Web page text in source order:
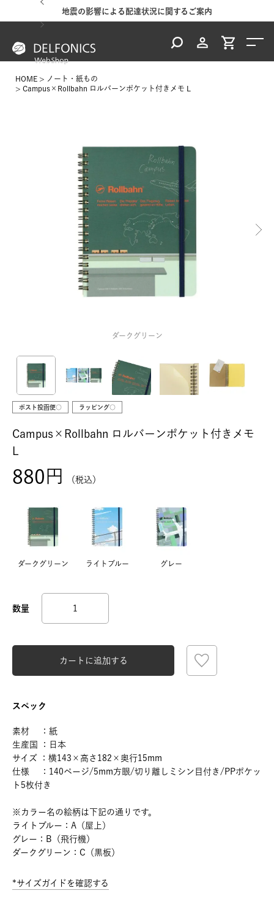
地震の影響による配達状況に関するご案内
HOME
ノート・紙もの
Campus×Rollbahn ロルバーンポケット付きメモ L
ダークグリーン
ポスト投函便○ ラッピング○
Campus×Rollbahn ロルバーンポケット付きメモ
880 税込
ダークグリーン ライトブルー グレー
カートに追加する
スペック
素材 ：紙
生産国 ：日本
サイズ ：横143×高さ182×奥行15mm
仕様 ：140ページ/5mm方眼/切り離しミシン目付き/PPポケッ
ト5枚付き
※カラー名の絵柄は下記の通りです。
ライトブルー：A（屋上）
グレー：B（飛行機）
ダークグリーン：C（黒板）
*サイズガイドを確認する